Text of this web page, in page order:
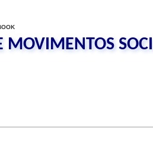
MOVIMENTOS